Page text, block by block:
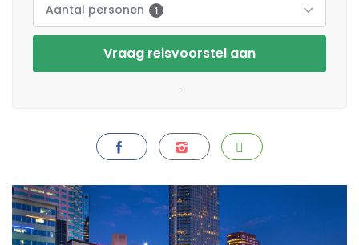
Aantal personen 1
Vraag reisvoorstel aan
.